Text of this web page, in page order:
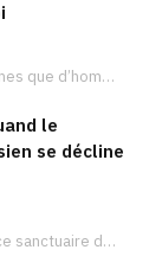
La Tunisie forme plus de femmes que d’hommes dans les filières scientifiques. Pourtant, pour beaucoup…
le
se décline
Le palais d’Ennejma Ezzahra, ce sanctuaire de la musique tunisienne et méditerranéenne construit par le…